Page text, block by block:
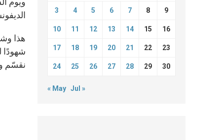
هذا
شهودًا
نقسّم
3 4 5 6 7 8 9
10 11 12 13 14 15 16
17 18 19 20 21 22 23
24 25 26 27 28 29 30
« May Jul »